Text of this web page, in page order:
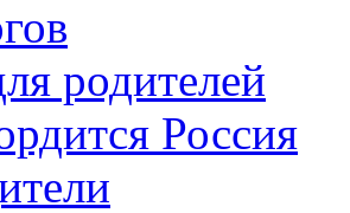
родителей
Россия